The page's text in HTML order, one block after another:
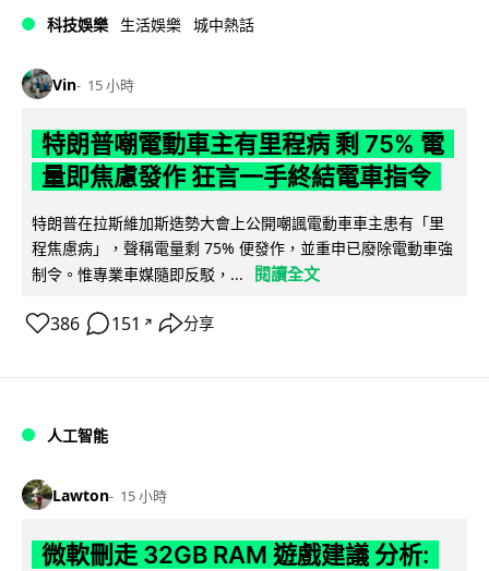
科技娛樂 生活娛樂 城中熱話
Vin 15 小時
特朗普嘲電動車主有里程病 剩 75% 電
量即焦慮發作 狂言一手終結電車指令
特朗普在拉斯維加斯造勢大會上公開嘲諷電動車車主患有「里
程焦慮病」，聲稱電量剩 75% 便發作，並重申已廢除電動車強
制令。惟專業車媒隨即反駁，...
閱讀全文
386 151 ↗ 分享
人工智能
Lawton 15 小時
微軟刪走 32GB RAM 遊戲建議 分析: